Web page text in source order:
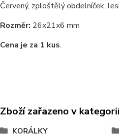
Červený, zploštělý obdelníček,
Rozměr: 26x21x6 mm
Cena je za 1 kus.
Zboží zařazeno v
KORÁLKY